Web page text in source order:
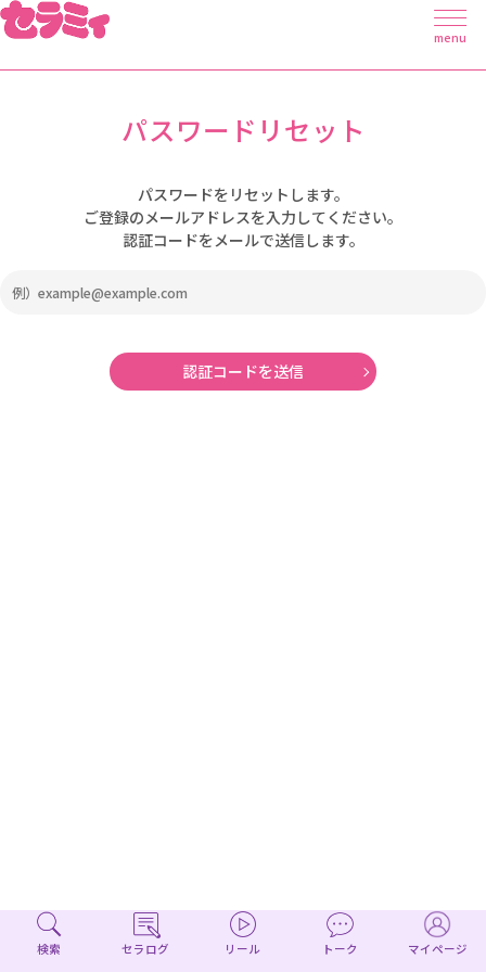
menu
パスワードリセット
パスワードをリセットします。
ご登録のメールアドレスを入力してください。
認証コードをメールで送信します。
認証コードを送信
検索 セラログ リール トーク マイページ